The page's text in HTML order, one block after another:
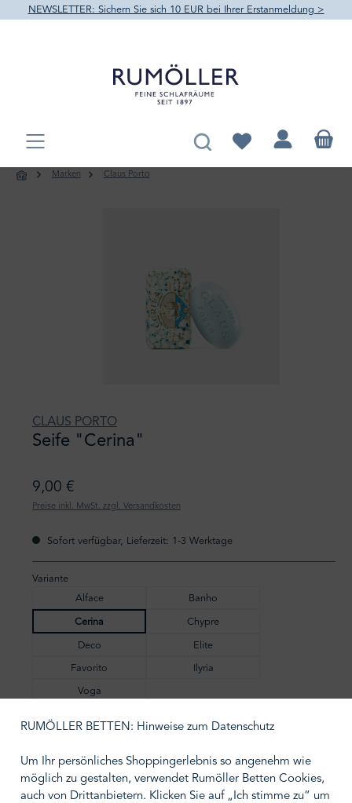
springen
NEWSLETTER: Sichern Sie sich 10 EUR bei Ihrer Erstanmeldung >
Du hast 0 Produkte
Marken Claus Porto
CLAUS PORTO
Seife "Cerina"
9,00 €
Preise inkl. MwSt. zzgl. Versandkosten
Sofort verfügbar, Lieferzeit: 1-3 Werktage
Variante
Alface
Banho
Cerina Chypre
Deco Elite
Favorito Ilyria
Voga
Gewicht
RUMÖLLER BETTEN: Hinweise zum Datenschutz
Um Ihr persönliches Shoppingerlebnis so angenehm wie
möglich zu gestalten, verwendet Rumöller Betten Cookies,
auch von Drittanbietern. Klicken Sie auf „Ich stimme zu“ um